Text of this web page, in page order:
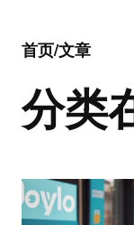
首页/文章
分类